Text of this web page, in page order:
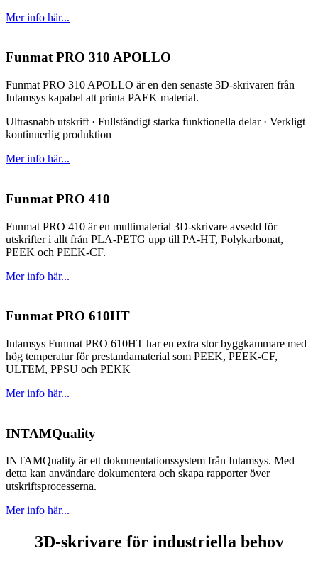
Mer info här...
Funmat PRO 310 APOLLO
Funmat PRO 310 APOLLO är en den senaste 3D-skrivaren från
Intamsys kapabel att printa PAEK material.
Ultrasnabb utskrift · Fullständigt starka funktionella delar · Verkligt
kontinuerlig produktion
Mer info här...
Funmat PRO 410
Funmat PRO 410 är en multimaterial 3D-skrivare avsedd för
utskrifter i allt från PLA-PETG upp till PA-HT, Polykarbonat,
PEEK och PEEK-CF.
Mer info här...
Funmat PRO 610HT
Intamsys Funmat PRO 610HT har en extra stor byggkammare med
hög temperatur för prestandamaterial som PEEK, PEEK-CF,
ULTEM, PPSU och PEKK
Mer info här...
INTAMQuality
INTAMQuality är ett dokumentationssystem från Intamsys. Med
detta kan användare dokumentera och skapa rapporter över
utskriftsprocesserna.
Mer info här...
3D-skrivare för industriella behov